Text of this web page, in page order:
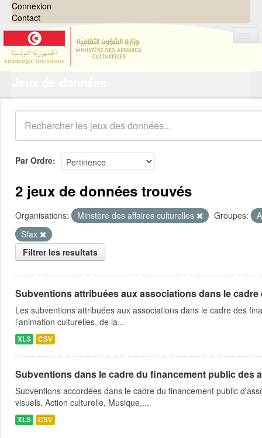
Connexion
Contact
Organisations
Groupes
Demandes 0
À propos
Par Ordre
2 jeux de données trouvés
Organisations: Minstère des affaires culturelles Groupes:
Sfax
Filtrer les resultats
Subventions attribuées aux associations dans le
Les subventions attribuées aux associations dans le cadre des
l’animation culturelles, de la...
XLS CSV
Subventions dans le cadre du financement public des
Subventions accordées dans le cadre du financement public
visuels, Action culturelle, Musique,...
XLS CSV